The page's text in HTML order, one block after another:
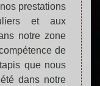
prestations
et aux
notre zone
de
que nous
dans notre